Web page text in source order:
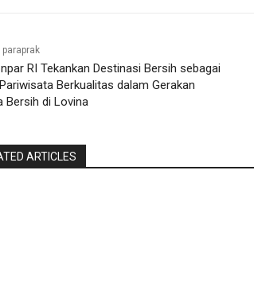
RI Tekankan Destinasi Bersih sebagai
Berkualitas dalam Gerakan
Bersih di Lovina
ARTICLES